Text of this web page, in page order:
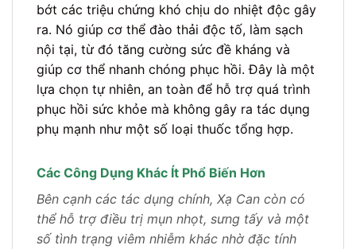
bớt các triệu chứng khó chịu do nhiệt độc gây
ra. Nó giúp cơ thể đào thải độc tố, làm sạch
nội tại, từ đó tăng cường sức đề kháng và
giúp cơ thể nhanh chóng phục hồi. Đây là một
lựa chọn tự nhiên, an toàn để hỗ trợ quá trình
phục hồi sức khỏe mà không gây ra tác dụng
phụ mạnh như một số loại thuốc tổng hợp.
Các Công Dụng Khác Ít Phổ Biến Hơn
Bên cạnh các tác dụng chính, Xạ Can còn có
thể hỗ trợ điều trị mụn nhọt, sưng tấy và một
số tình trạng viêm nhiễm khác nhờ đặc tính